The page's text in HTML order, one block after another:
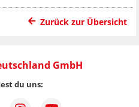
Zurück zur Übersicht
GmbH
du uns: